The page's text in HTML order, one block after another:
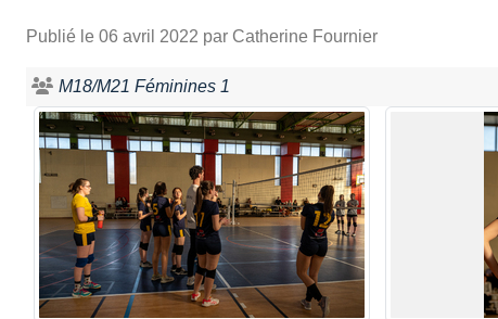
Publié le 06 avril 2022 par Catherine Fournier
M18/M21 Féminines 1